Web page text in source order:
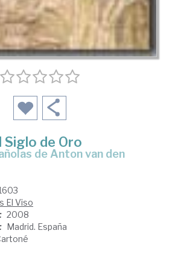
Siglo de Oro
El Viso
2008
Madrid. España